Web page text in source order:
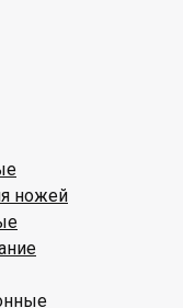
ножей